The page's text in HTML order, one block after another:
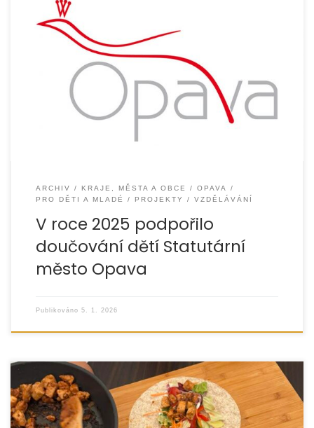
Organizace EUROTOPIA.CZ, o.p.s. v roce 2025 realizovala
projekt Spolu to zvládneme 2025, který byl zaměřen na
podporu dětí ze sociálně znevýhodněného
ARCHIV KRAJE, MĚSTA A OBCE
OPAVA
PRO DĚTI A MLADÉ
PROJEKTY VZDĚLÁVÁNÍ
V roce 2025 podpořilo
doučování dětí Statutární
město Opava
Publikováno 5. 1. 2026